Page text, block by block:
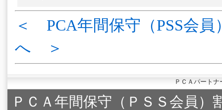
＜ PCA年間保守（PSS会員
へ ＞
ＰＣＡパート
ＰＣＡ年間保守（ＰＳＳ会員）